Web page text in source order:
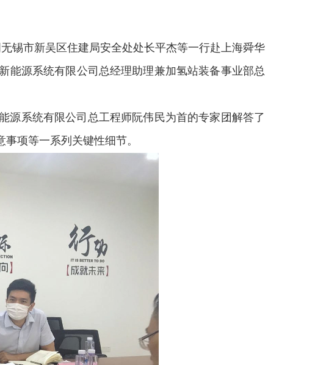
锡市新吴区住建局安全处处长平杰等一行赴上海舜华
能源系统有限公司总经理助理兼加氢站装备事业部总
系统有限公司总工程师阮伟民为首的专家团解答了
项等一系列关键性细节。